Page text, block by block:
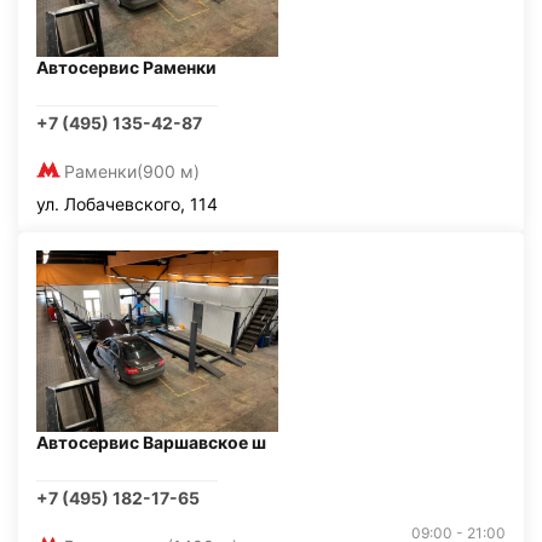
Автосервис Раменки
+7 (495) 135-42-87
Раменки(900 м)
ул. Лобачевского, 114
Автосервис Варшавское ш
+7 (495) 182-17-65
09:00 - 21:00